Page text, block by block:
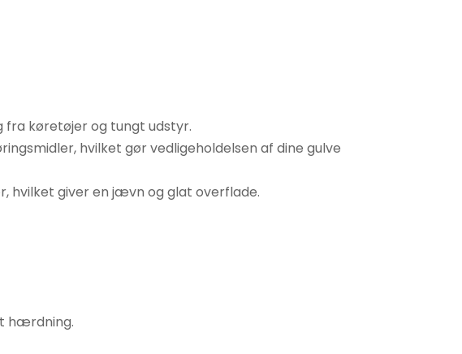
fra køretøjer og tungt udstyr.
hvilket gør vedligeholdelsen af dine gulve
hvilket giver en jævn og glat overflade.
hærdning.